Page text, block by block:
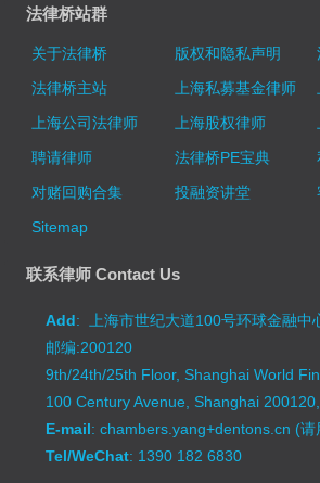
法律桥站群
关于法律桥 版权和隐私声明
法律桥主站
上海私募基金律师
上海公司法律师
上海股权律师
聘请律师
法律桥PE宝典
对赌回购合集
投融资讲堂
Sitemap
联系律师 Contact Us
Add: 上海市世纪大道100号环球金融中
邮编:200120
9th/24th/25th Floor, Shanghai World
100 Century Avenue, Shanghai
E-mail: chambers.yang+dentons.cn (请
Tel/WeChat: 1390 182 6830